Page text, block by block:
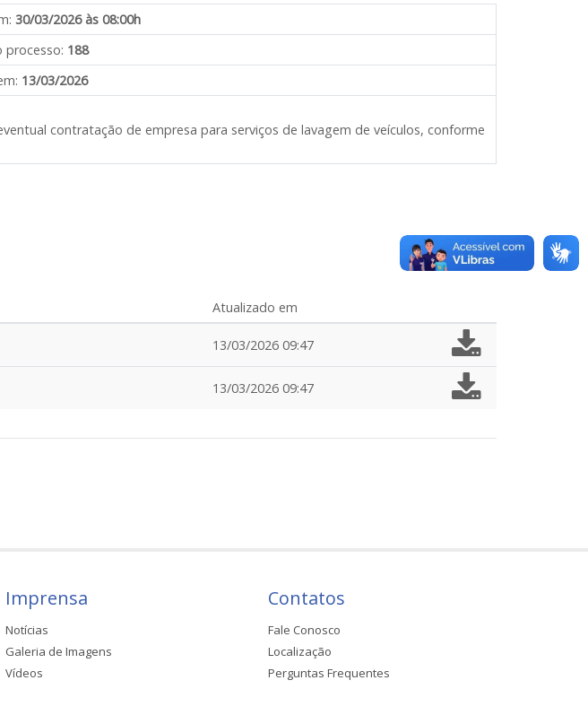
30/03/2026 às 08:00h
processo: 188
13/03/2026
contratação de empresa para serviços de lavagem de veículos, conforme
Atualizado em
13/03/2026 09:47
13/03/2026 09:47
Imprensa
Notícias
Galeria de Imagens
Vídeos
Contatos
Fale Conosco
Localização
Perguntas Frequentes